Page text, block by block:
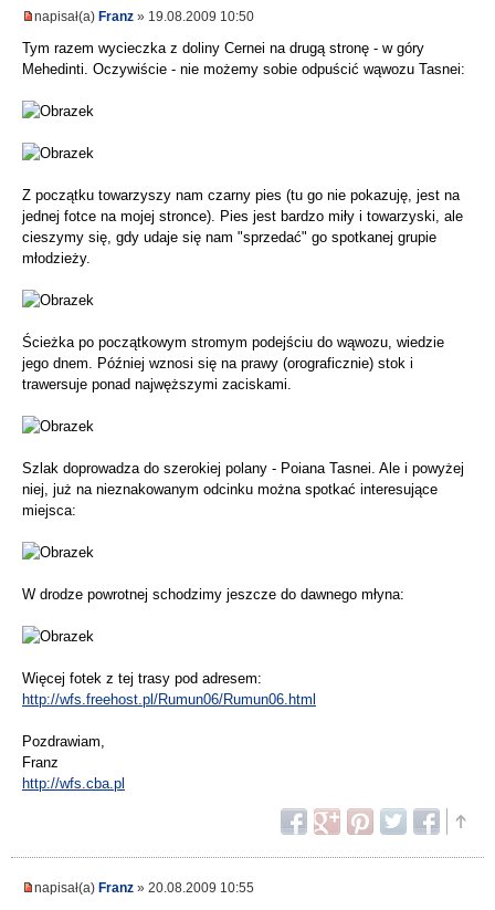
napisał(a) Franz » 19.08.2009 10:50
Tym razem wycieczka z doliny Cernei na drugą stronę - w góry
Mehedinti. Oczywiście - nie możemy sobie odpuścić wąwozu Tasnei:
Z początku towarzyszy nam czarny pies (tu go nie pokazuję, jest na
jednej fotce na mojej stronce). Pies jest bardzo miły i towarzyski, ale
cieszymy się, gdy udaje się nam "sprzedać" go spotkanej grupie
młodzieży.
Ścieżka po początkowym stromym podejściu do wąwozu, wiedzie
jego dnem. Później wznosi się na prawy (orograficznie) stok i
trawersuje ponad najwęższymi zaciskami.
Szlak doprowadza do szerokiej polany - Poiana Tasnei. Ale i powyżej
niej, już na nieznakowanym odcinku można spotkać interesujące
miejsca:
W drodze powrotnej schodzimy jeszcze do dawnego młyna:
Więcej fotek z tej trasy pod adresem:
http://wfs.freehost.pl/Rumun06/Rumun06.html
Pozdrawiam,
Franz
http://wfs.cba.pl
napisał(a) Franz » 20.08.2009 10:55